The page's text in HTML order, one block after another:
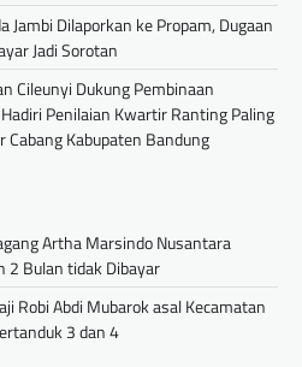
Jambi Dilaporkan ke Propam, Dugaan
Jadi Sorotan
Cileunyi Dukung Pembinaan
Penilaian Kwartir Ranting Paling
Kabupaten Bandung
Artha Marsindo Nusantara
2 Bulan tidak Dibayar
Robi Abdi Mubarok asal Kecamatan
3 dan 4